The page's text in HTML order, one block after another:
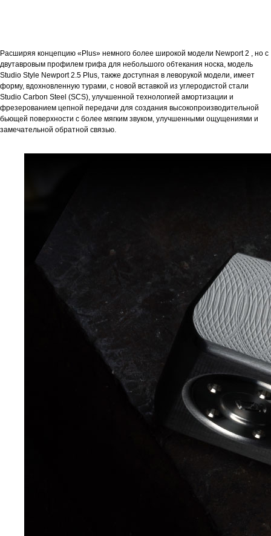
Расширяя концепцию «Plus» немного более широкой модели Newport 2 , но с
двутавровым профилем грифа для небольшого обтекания носка, модель
Studio Style Newport 2.5 Plus, также доступная в леворукой модели, имеет
форму, вдохновленную турами, с новой вставкой из углеродистой стали
Studio Carbon Steel (SCS), улучшенной технологией амортизации и
фрезерованием цепной передачи для создания высокопроизводительной
бьющей поверхности с более мягким звуком, улучшенными ощущениями и
замечательной обратной связью.